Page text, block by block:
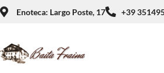
Enoteca: Largo Poste, 17 +39